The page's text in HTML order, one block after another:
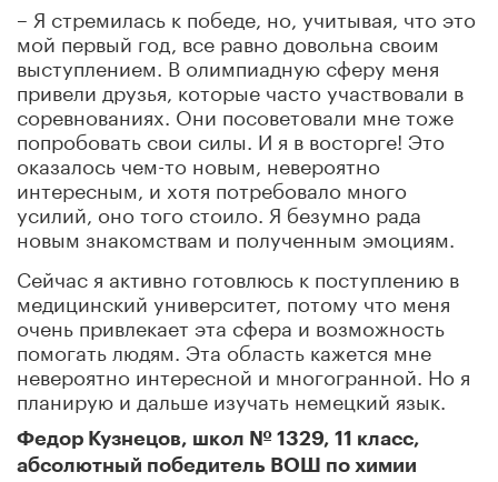
– Я стремилась к победе, но, учитывая, что это
мой первый год, все равно довольна своим
выступлением. В олимпиадную сферу меня
привели друзья, которые часто участвовали в
соревнованиях. Они посоветовали мне тоже
попробовать свои силы. И я в восторге! Это
оказалось чем-то новым, невероятно
интересным, и хотя потребовало много
усилий, оно того стоило. Я безумно рада
новым знакомствам и полученным эмоциям.
Сейчас я активно готовлюсь к поступлению в
медицинский университет, потому что меня
очень привлекает эта сфера и возможность
помогать людям. Эта область кажется мне
невероятно интересной и многогранной. Но я
планирую и дальше изучать немецкий язык.
Федор Кузнецов, школ № 1329, 11 класс,
абсолютный победитель ВОШ по химии